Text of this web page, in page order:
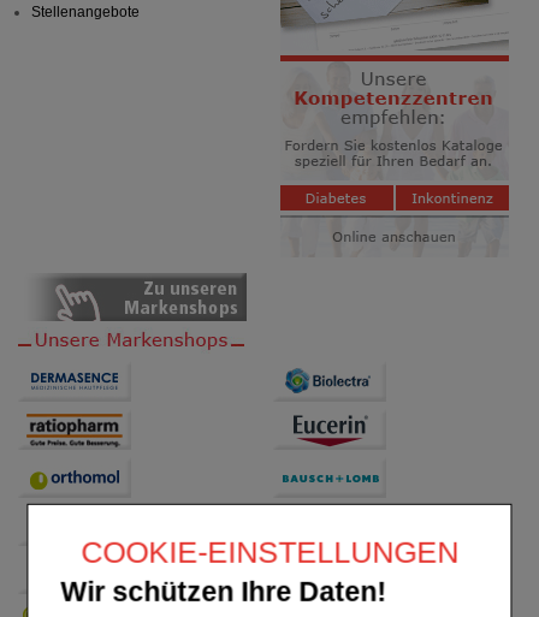
COOKIE-EINSTELLUNGEN
Wir schützen Ihre Daten!
Stellenangebote